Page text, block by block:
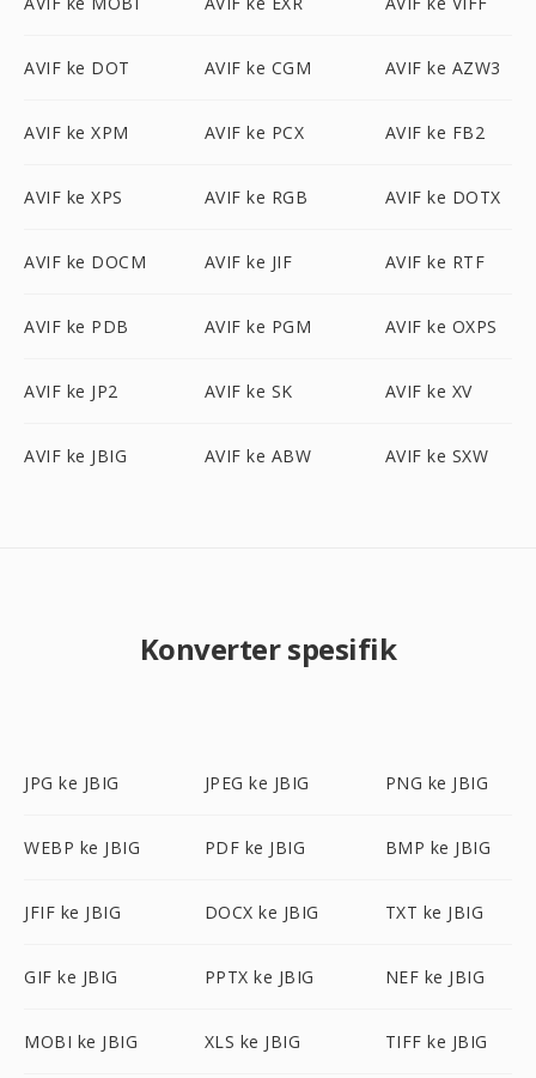
AVIF ke DOT AVIF ke CGM AVIF ke AZW3
AVIF ke XPM AVIF ke PCX AVIF ke FB2
AVIF ke XPS AVIF ke RGB AVIF ke DOTX
AVIF ke DOCM AVIF ke JIF AVIF ke RTF
AVIF ke PDB AVIF ke PGM AVIF ke OXPS
AVIF ke JP2 AVIF ke SK AVIF ke XV
AVIF ke JBIG AVIF ke ABW AVIF ke SXW
Konverter spesifik
JPG ke JBIG JPEG ke JBIG PNG ke JBIG
WEBP ke JBIG PDF ke JBIG BMP ke JBIG
JFIF ke JBIG DOCX ke JBIG TXT ke JBIG
GIF ke JBIG PPTX ke JBIG NEF ke JBIG
MOBI ke JBIG XLS ke JBIG TIFF ke JBIG